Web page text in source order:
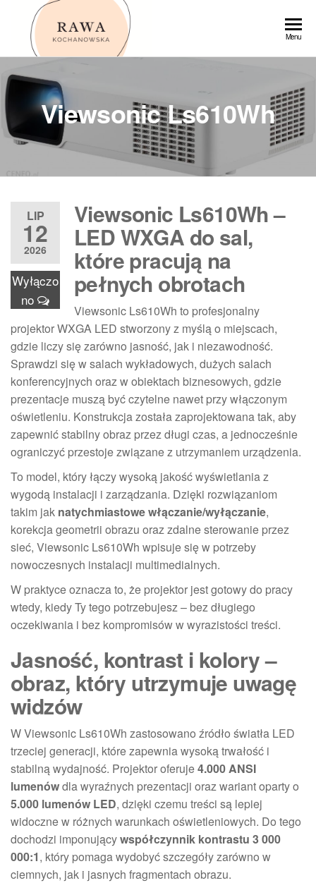
Przejdź
Menu
Viewsonic Ls610Wh
LIP
12
2026
Wyłączo
no
Viewsonic Ls610Wh –
LED WXGA do sal,
które pracują na
pełnych obrotach
Viewsonic Ls610Wh to profesjonalny
projektor WXGA LED stworzony z myślą o miejscach,
gdzie liczy się zarówno jasność, jak i niezawodność.
Sprawdzi się w salach wykładowych, dużych salach
konferencyjnych oraz w obiektach biznesowych, gdzie
prezentacje muszą być czytelne nawet przy włączonym
oświetleniu. Konstrukcja została zaprojektowana tak, aby
zapewnić stabilny obraz przez długi czas, a jednocześnie
ograniczyć przestoje związane z utrzymaniem urządzenia.
To model, który łączy wysoką jakość wyświetlania z
wygodą instalacji i zarządzania. Dzięki rozwiązaniom
takim jak natychmiastowe włączanie/wyłączanie,
korekcja geometrii obrazu oraz zdalne sterowanie przez
sieć, Viewsonic Ls610Wh wpisuje się w potrzeby
nowoczesnych instalacji multimedialnych.
W praktyce oznacza to, że projektor jest gotowy do pracy
wtedy, kiedy Ty tego potrzebujesz – bez długiego
oczekiwania i bez kompromisów w wyrazistości treści.
Jasność, kontrast i kolory –
obraz, który utrzymuje uwagę
widzów
W Viewsonic Ls610Wh zastosowano źródło światła LED
trzeciej generacji, które zapewnia wysoką trwałość i
stabilną wydajność. Projektor oferuje4.000 ANSI
lumenówdla wyraźnych prezentacji oraz wariant oparty o
5.000 lumenów LED, dzięki czemu treści są lepiej
widoczne w różnych warunkach oświetleniowych. Do tego
dochodzi imponującywspółczynnik kontrastu 3 000
000:1, który pomaga wydobyć szczegóły zarówno w
ciemnych, jak i jasnych fragmentach obrazu.